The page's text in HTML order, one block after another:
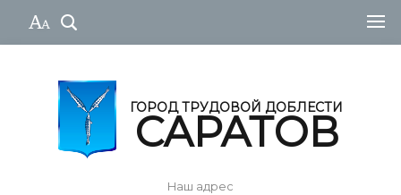
ГОРОД ТРУДОВОЙ ДОБЛЕСТИ
САРАТОВ
Наш адрес